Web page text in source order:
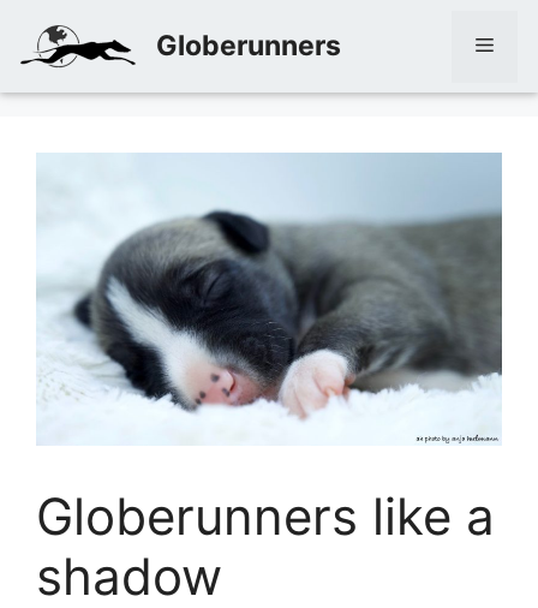
Inhalt
springen
Globerunners
Globerunners like a
shadow